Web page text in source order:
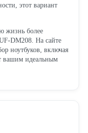
этот вариант
жизнь более
DM208. На сайте
ноутбуков, включая
вашим идеальным